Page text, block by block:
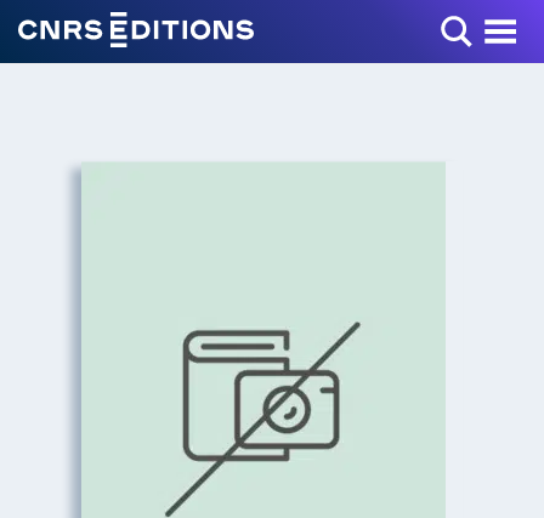
Toggle Menu